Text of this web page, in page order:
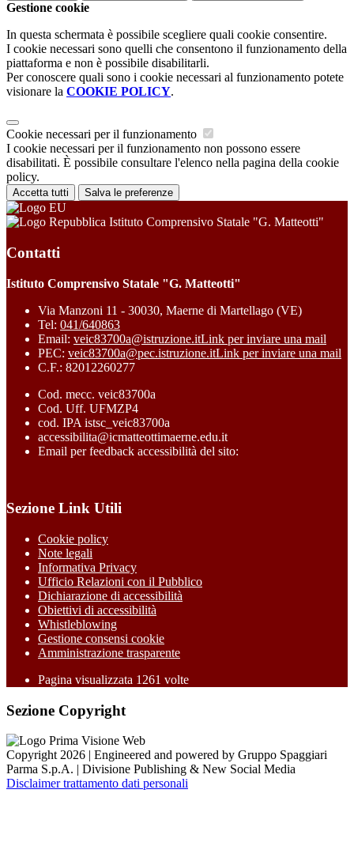
Gestione cookie
In questa schermata è possibile scegliere quali cookie consentire.
I cookie necessari sono quelli che consentono il funzionamento della
piattaforma e non è possibile disabilitarli.
Per conoscere quali sono i cookie necessari al funzionamento potete
visionare la COOKIE POLICY.
Cookie necessari per il funzionamento
I cookie necessari per il funzionamento non possono essere
disabilitati. È possibile consultare l'elenco nella pagina della cookie
policy.
Accetta tutti Salva le preferenze
Istituto Comprensivo Statale "G. Matteotti"
Contatti
Istituto Comprensivo Statale "G. Matteotti"
Via Manzoni 11 - 30030, Maerne di Martellago (VE)
Tel: 041/640863
Email: veic83700a@istruzione.itLink per inviare una mail
PEC: veic83700a@pec.istruzione.itLink per inviare una mail
C.F.: 82012260277
Cod. mecc. veic83700a
Cod. Uff. UFMZP4
cod. IPA istsc_veic83700a
accessibilita@icmatteottimaerne.edu.it
Email per feedback accessibilità del sito:
Sezione Link Utili
Cookie policy
Note legali
Informativa Privacy
Ufficio Relazioni con il Pubblico
Dichiarazione di accessibilità
Obiettivi di accessibilità
Whistleblowing
Gestione consensi cookie
Amministrazione trasparente
Pagina visualizzata 1261 volte
Sezione Copyright
Copyright 2026 | Engineered and powered by Gruppo Spaggiari
Parma S.p.A. | Divisione Publishing & New Social Media
Disclaimer trattamento dati personali